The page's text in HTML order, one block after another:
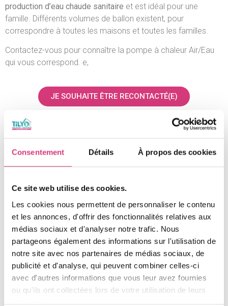
Consentement Détails À propos des cookies
Ce site web utilise des cookies.
Les cookies nous permettent de personnaliser le contenu
et les annonces, d'offrir des fonctionnalités relatives aux
médias sociaux et d'analyser notre trafic. Nous
partageons également des informations sur l'utilisation de
notre site avec nos partenaires de médias sociaux, de
publicité et d'analyse, qui peuvent combiner celles-ci
avec d'autres informations que vous leur avez fournies
ou qu'ils ont collectées lors de votre utilisation de leurs
production d’eau chaude sanitaire et est idéal pour une
famille. Différents volumes de ballon existent, pour
correspondre à toutes les maisons et toutes les familles.
Contactez-vous pour connaître la pompe à chaleur Air/Eau
qui vous correspond. e,
JE SOUHAITE ÊTRE RECONTACTÉ(E)
4 – VOUS L’UTILISEZ EN
RÉNOVATION OU NOUVELLE
CONSTRUCTION
Installer une pompe à chaleur n’est pas contraignant : vous
pouvez l’installer en rénovation comme dans une nouvelle
construction. Même au Mans, l’été peut être chaud. Avec une
pompe à chaleur, vous pouvez obtenir de l’air frais sans
surconsommer.
UNE POMPE À CHALEUR POUR UNE RÉNOVATION